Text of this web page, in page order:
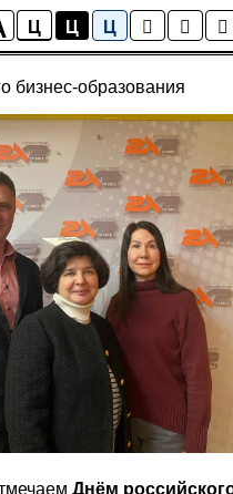
Ц Ц Ц
Новости
бизнес-образования
Днём